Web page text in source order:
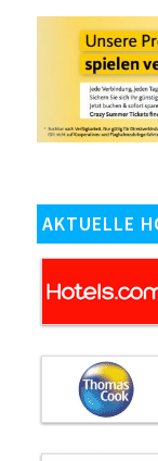
AKTUELLE